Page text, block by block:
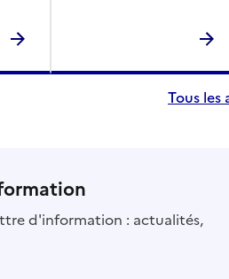
Tous les
d'information : actualités,